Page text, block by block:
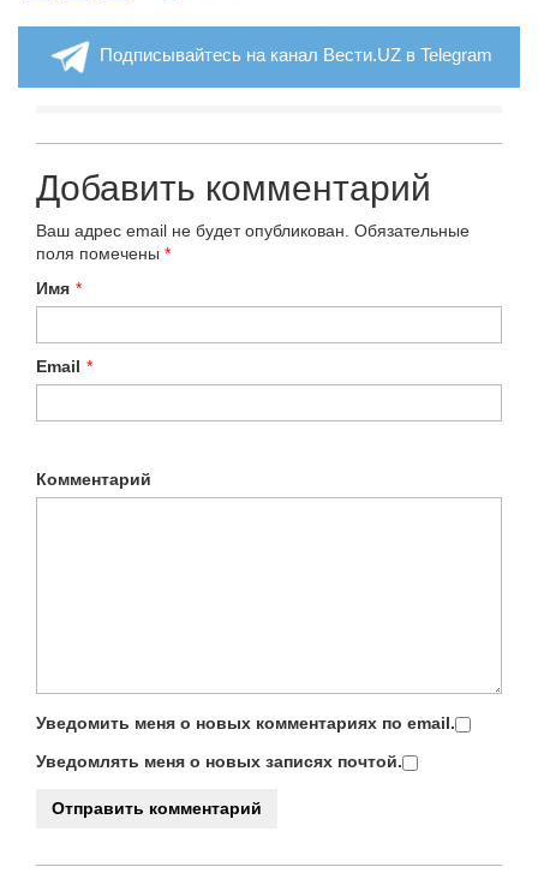
Подписывайтесь на канал Вести.UZ в Telegram
Добавить комментарий
Ваш адрес email не будет опубликован. Обязательные
поля помечены *
Имя *
Email *
Комментарий
Уведомить меня о новых комментариях по email.
Уведомлять меня о новых записях почтой.